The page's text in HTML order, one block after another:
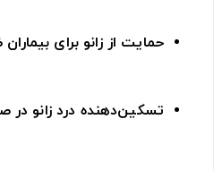
حمایت از زانو برای
تسکین‌دهنده درد زانو